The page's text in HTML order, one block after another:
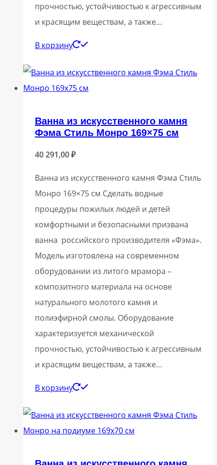
прочностью, устойчивостью к агрессивным
и красящим веществам, а также…
В корзину
Ванна из искусственного камня
Фэма Стиль Монро 169×75 см
40 291,00₽
Ванна из искусственного камня Фэма Стиль
Монро 169×75 см Сделать водные
процедуры пожилых людей и детей
комфортными и безопасными призвана
ванна российского производителя «Фэма».
Модель изготовлена на современном
оборудовании из литого мрамора –
композитного материала на основе
натурального молотого камня и
полиэфирной смолы. Оборудование
характеризуется механической
прочностью, устойчивостью к агрессивным
и красящим веществам, а также…
В корзину